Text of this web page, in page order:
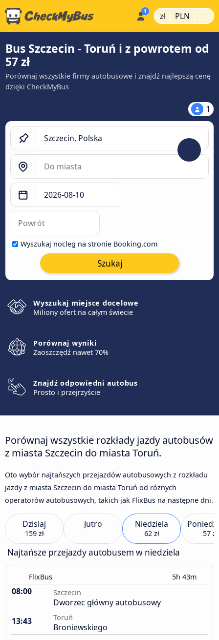
zł | PLN |
Bus Szczecin - Toruń i z powrotem od
57 zł
Porównaj wszystkie firmy autobusowe i znajdź najlepszą cenę
dzięki CheckMyBus
1
Wyszukaj nocleg na stronie Booking.com
Szukaj
Wyszukaj miejsce docelowe
Miliony ofert na całym świecie
Porównaj wyniki
Zaoszczędź nawet 70%
Znajdź odpowiedni autobus
Prosto i przejrzyście
Porównaj wszystkie rozkłady jazdy autobusów
z miasta Szczecin do miasta Toruń.
Oto wybór najtańszych przejazdów autobusowych z rozkładu
jazdy z miasta Szczecin do miasta Toruń od różnych
operatorów autobusowych, takich jak FlixBus na następne dni.
Dzisiaj
159 zł
Jutro Niedziela
62 zł 57 zł
Najtańsze przejazdy autobusem w niedziela
FlixBus 5h 43m
08:00 Szczecin
Dworzec główny autobusowy
13:43
Toruń
Broniewskiego